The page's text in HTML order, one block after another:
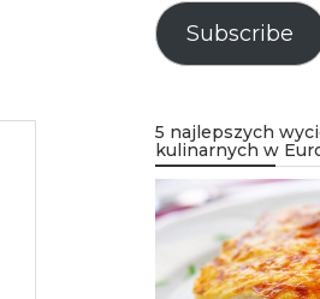
Subscribe
5 najlepszych
kulinarnych w